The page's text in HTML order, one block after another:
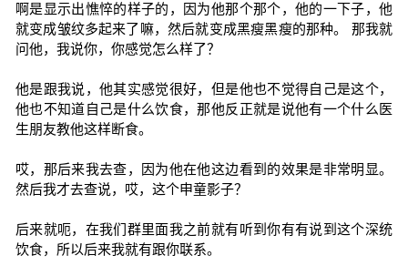
啊是显示出憔悴的样子的，因为他那个那个，他的一下子，他
就变成皱纹多起来了嘛，然后就变成黑瘦黑瘦的那种。 那我就
问他，我说你，你感觉怎么样了？
他是跟我说，他其实感觉很好，但是他也不觉得自己是这个，
他也不知道自己是什么饮食，那他反正就是说他有一个什么医
生朋友教他这样断食。
哎，那后来我去查，因为他在他这边看到的效果是非常明显。
然后我才去查说，哎，这个申童影子？
后来就呃，在我们群里面我之前就有听到你有有说到这个深统
饮食，所以后来我就有跟你联系。